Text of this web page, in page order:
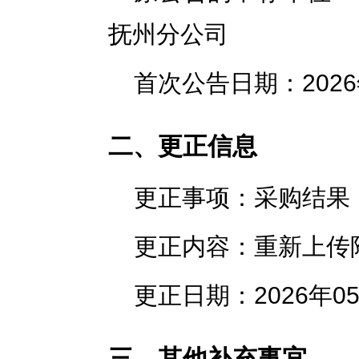
抚州分公司
首次公告日期：
二、更正信息
更正事项：采购结果
更正内容：重新上传
更正日期：2026年